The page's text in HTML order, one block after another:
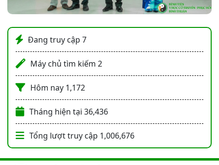
Đang truy cập 7
Máy chủ tìm kiếm 2
Hôm nay 1,172
Tháng hiện tại 36,436
Tổng lượt truy cập 1,006,676